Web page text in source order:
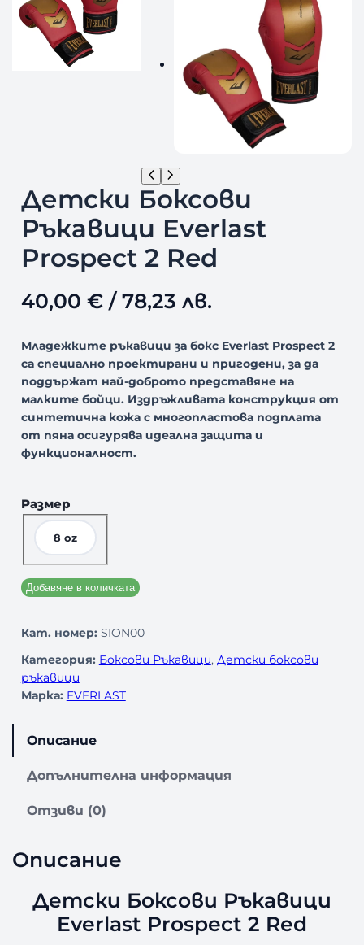
Детски Боксови
Ръкавици Everlast
Prospect 2 Red
40,00 €/ 78,23 лв.
Младежките ръкавици за бокс Everlast Prospect 2
са специално проектирани и пригодени, за да
поддържат най-доброто представяне на
малките бойци. Издръжливата конструкция от
синтетична кожа с многопластова подплата
от пяна осигурява идеална защита и
функционалност.
Размер
8 oz
Добавяне в количката
Кат. номер: SION00
Категория: Боксови Ръкавици, Детски боксови
ръкавици
Марка: EVERLAST
Описание
Допълнителна информация
Отзиви (0)
Описание
Детски Боксови Ръкавици
Everlast Prospect 2 Red